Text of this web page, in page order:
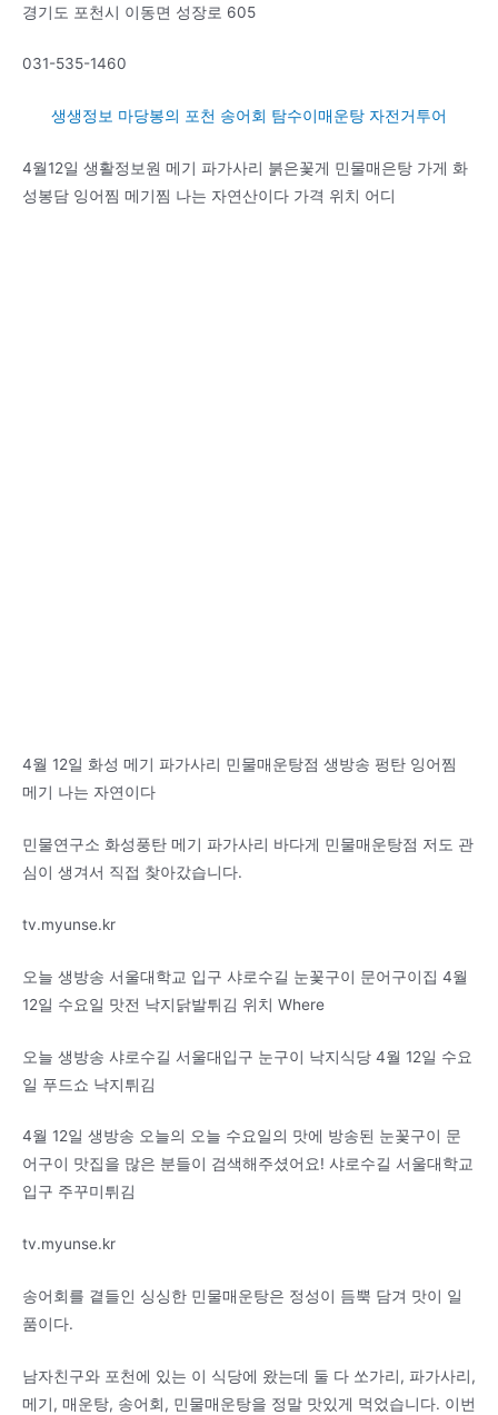
경기도 포천시 이동면 성장로 605
031-535-1460
생생정보 마당봉의 포천 송어회 탐수이매운탕 자전거투어
4월12일 생활정보원 메기 파가사리 붉은꽃게 민물매은탕 가게 화
성봉담 잉어찜 메기찜 나는 자연산이다 가격 위치 어디
4월 12일 화성 메기 파가사리 민물매운탕점 생방송 펑탄 잉어찜
메기 나는 자연이다
민물연구소 화성풍탄 메기 파가사리 바다게 민물매운탕점 저도 관
심이 생겨서 직접 찾아갔습니다.
tv.myunse.kr
오늘 생방송 서울대학교 입구 샤로수길 눈꽃구이 문어구이집 4월
12일 수요일 맛전 낙지닭발튀김 위치 Where
오늘 생방송 샤로수길 서울대입구 눈구이 낙지식당 4월 12일 수요
일 푸드쇼 낙지튀김
4월 12일 생방송 오늘의 오늘 수요일의 맛에 방송된 눈꽃구이 문
어구이 맛집을 많은 분들이 검색해주셨어요! 샤로수길 서울대학교
입구 주꾸미튀김
tv.myunse.kr
송어회를 곁들인 싱싱한 민물매운탕은 정성이 듬뿍 담겨 맛이 일
품이다.
남자친구와 포천에 있는 이 식당에 왔는데 둘 다 쏘가리, 파가사리,
메기, 매운탕, 송어회, 민물매운탕을 정말 맛있게 먹었습니다. 이번